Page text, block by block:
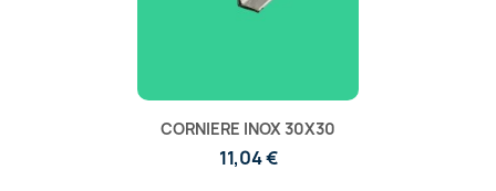
CORNIERE INOX 30X30
11,04 €